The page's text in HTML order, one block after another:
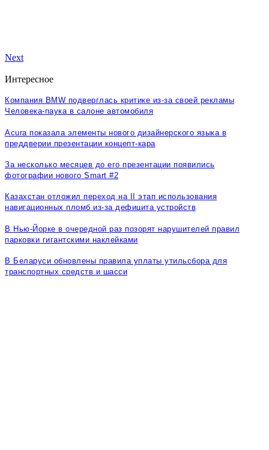
Next
Интересное
Компания BMW подверглась критике из-за своей рекламы
Человека-паука в салоне автомобиля
Acura показала элементы нового дизайнерского языка в
преддверии презентации концепт-кара
За несколько месяцев до его презентации появились
фотографии нового Smart #2
Казахстан отложил переход на II этап использования
навигационных пломб из-за дефицита устройств
В Нью-Йорке в очередной раз позорят нарушителей правил
парковки гигантскими наклейками
В Беларуси обновлены правила уплаты утильсбора для
транспортных средств и шасси